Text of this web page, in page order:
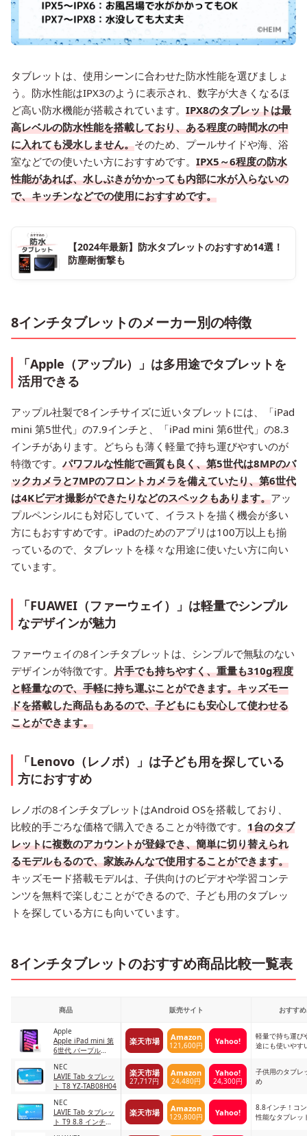
タブレットは、使用シーンに合わせた防水性能を選びましょ
う。防水性能はIPX3のように表示され、数字が大きくなるほ
ど高い防水機能が搭載されています。 IPX8のタブレットは最
高レベルの防水性能を搭載しており、ある程度の時間水の中
に入れても浸水しません。そのため、プールサイドや海、浴
室などでの使いたい方におすすめです。 IPX5～6程度の防水
性能があれば、水しぶきがかかっても内部に水が入らないの
で、キッチンなどでの使用におすすめです。
【2024年最新】防水タブレットのおすすめ14選！
防塵耐衝撃も
8インチタブレットのメーカー別の特徴
「Apple（アップル）」は多用途でタブレットを
活用できる
アップル社製で8インチサイズに近いタブレットには、「iPad
mini 第5世代」の7.9インチと、「iPad mini 第6世代」の8.3
インチがあります。どちらも薄く軽量で持ち運びやすいのが
特徴です。 パワフルな性能で画質も良く、第5世代は8MPのバ
ックカメラと7MPのフロントカメラを備えていたり、第6世代
は4Kビデオ撮影ができたりなどのスペックもあります。アッ
プルペンシルにも対応していて、イラストを描く機会が多い
方にもおすすめです。iPadのためのアプリは100万以上も揃
っているので、タブレットを様々な用途に使いたい方に向い
ています。
「FUAWEI（ファーウェイ）」は軽量でシンプル
なデザインが魅力
ファーウェイの8インチタブレットは、シンプルで無駄のない
デザインが特徴です。 片手でも持ちやすく、重量も310g程度
と軽量なので、手軽に持ち運ぶことができます。キッズモー
ドを搭載した商品もあるので、子どもにも安心して使わせる
ことができます。
「Lenovo（レノボ）」は子ども用を探している
方におすすめ
レノボの8インチタブレットはAndroid OSを搭載しており、
比較的手ごろな価格で購入できることが特徴です。 1台のタブ
レットに複数のアカウントが登録でき、簡単に切り替えられ
るモデルもるので、家族みんなで使用することができます。
キッズモード搭載モデルは、子供向けのビデオや学習コンテ
ンツを無料で楽しむことができるので、子ども用のタブレッ
トを探している方にも向いています。
8インチタブレットのおすすめ商品比較一覧表
商品 販売サイト おすす
Apple
Apple iPad mini 第
6世代 パープル
楽天市場 Amazon
121,600円 Yahoo!
軽量で持ち運び
途にも使いやす
NEC
LAVIE Tab タブレッ
ト T8 YZ-TAB08H04
楽天市場
27,717円
Amazon
24,480円
Yahoo!
24,300円
子供用のタブレ
め
NEC
LAVIE Tab タブレッ
ト T9 8.8 インチ
楽天市場 Amazon
129,800円 Yahoo!
8.8インチ！コ
性能なタブレッ